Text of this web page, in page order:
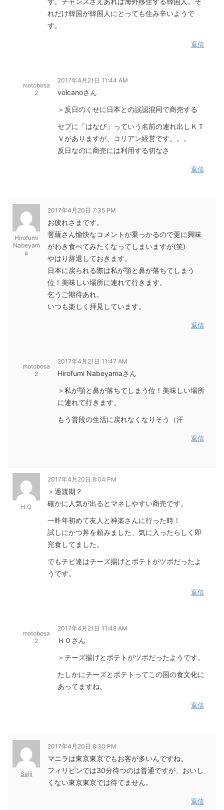
れだけ韓国が韓国人にとっても住み辛いようで
す。
返信
motobosa
2
2017年4月21日 11:44 AM
volcanoさん
＞反日のくせに日本との誤認混同で商売する
セブに「はなび」っていう名前の連れ出しＫＴ
Ｖがありますが、コリアン経営です。。。
反日なのに商売には利用する切なさ
返信
Hirofumi
Nabeyam
a
2017年4月20日 7:35 PM
お疲れさまです。
菩薩さん愉快なコメントが乗っかるので更に興味
がわき食べてみたくなってしまいますが(笑)
やはり辞退しておきます。
日本に戻られる際は私が顎と鼻が落ちてしまう
位！美味しい場所に連れて行きます。
乞うご期待あれ。
いつも楽しく拝見しています。
返信
motobosa
2
2017年4月21日 11:47 AM
Hirofumi Nabeyamaさん
＞私が顎と鼻が落ちてしまう位！美味しい場所
に連れて行きます。
もう普段の生活に戻れなくなりそう（汗
返信
H.O
2017年4月20日 8:04 PM
＞過渡期？
確かに人気が出るとマネしやすい商売です。
一昨年初めて友人と神楽さんに行った時！
試しにかつ丼を頼みました、気に入ったらしく即
完食してました。
でもチビ達はチーズ揚げとポテトがツボだったよ
うです。
返信
motobosa
2
2017年4月21日 11:48 AM
ＨＯさん
＞チーズ揚げとポテトがツボだったようです。
たしかにチーズとポテトってこの国の食文化に
あってますね。
返信
Seiji
2017年4月20日 8:30 PM
マニラは東京東京でもお客が多いんですね。
フィリピンでは30分待つのは普通ですが、おいし
くない東京東京では待てません。
返信